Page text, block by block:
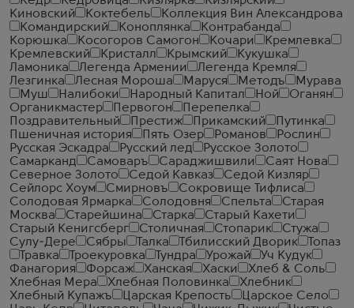
Киновский
Коктебель
Коллекция Вин Александрова
Командирский
Коноплянка
Контрабанда
Корюшка
Косогоров Самогон Кочари
Кремлевка
Кремлевский
Кристалл Крымский
Кукушка
Ламоника
Легенда Армении
Легенда Кремля
Лезгинка
Лесная Мороша Маруся Методъ
Мурава
Муш
Налибоки Народный Капитал Ной
Оганян
Органикмастер
Первогон
Перепелка
Поздравительный
Престиж Прикамский
Путинка
Пшеничная история
Пять Озер Романов
Рослин
Русская Эскадра
Русский лед
Русское Золото
Самарканд
Самоваръ Сараджишвили
Саят Нова
Северное Золото
Седой Кавказ
Седой Кизляр
Сейлорс Хоум
Смирновъ
Сокровище Тифлиса
Солодовая Ярмарка
Солодовня Спельта
Старая
Москва
Старейшина Старка
Старый Кахети
Старый Кенигсберг
Столичная Стопарик
Стужа
Сулу-Дере
Сябры Талка Тбилисский Дворик
Топаз
Травка
Троекуровка Тундра Урожай
Уч Кудук
Фанагория
Форсаж Ханская Хаски
Хлеб & Соль
Хлебная Мера
Хлебная Половинка
Хлебник
Хлебный Купажъ
Царская Крепость
Царское Село